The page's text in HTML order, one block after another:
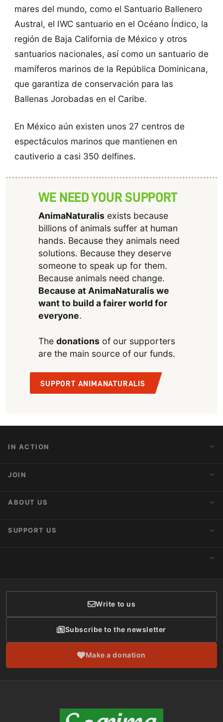
mares del mundo, como el Santuario Ballenero
Austral, el IWC santuario en el Océano Índico, la
región de Baja California de México y otros
santuarios nacionales, así como un santuario de
mamíferos marinos de la República Dominicana,
que garantiza de conservación para las
Ballenas Jorobadas en el Caribe.
En México aún existen unos 27 centros de
espectáculos marinos que mantienen en
cautiverio a casi 350 delfines.
WE NEED YOUR SUPPORT
AnimaNaturalisexists because
billions of animals suffer at human
hands. Because they animals need
solutions. Because they deserve
someone to speak up for them.
Because animals need change.
Because at AnimaNaturalis we
want to build a fairer world for
everyone.
The donationsof our supporters
are the main source of our funds.
SUPPORT ANIMANATURALIS
IN ACTION
JOIN
Activist Network
ABOUT US
About AnimaNaturalis
SUPPORT US
Donor Care
Write to us
Subscribe to the newsletter
Make a donation